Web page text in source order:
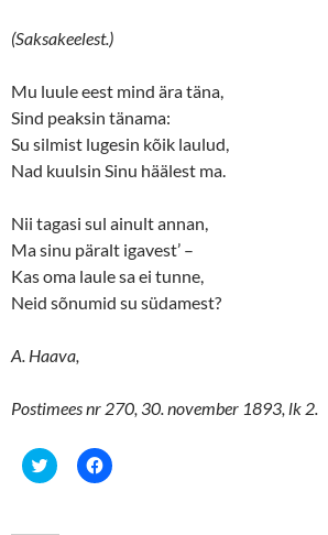
(Saksakeelest.)
Mu luule eest mind ära täna,
Sind peaksin tänama:
Su silmist lugesin kõik laulud,
Nad kuulsin Sinu häälest ma.
Nii tagasi sul ainult annan,
Ma sinu päralt igavest’ –
Kas oma laule sa ei tunne,
Neid sõnumid su südamest?
A. Haava,
Postimees nr 270, 30. november 1893, lk 2.
C
l
C
l